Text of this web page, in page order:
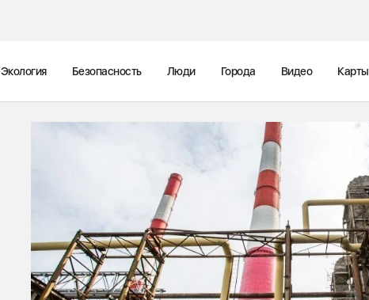
Экология Безопасность Люди Города Видео Карты